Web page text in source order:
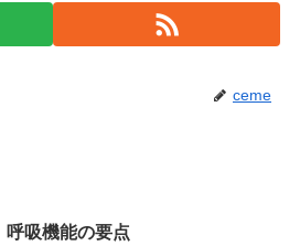
ceme
呼吸機能の要点